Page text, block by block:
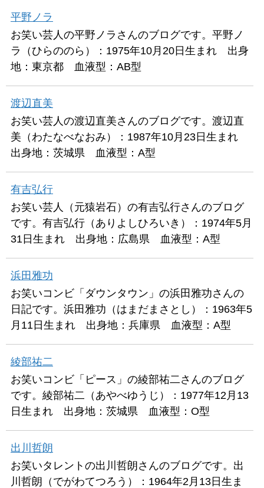
平野ノラ
お笑い芸人の平野ノラさんのブログです。平野ノ
ラ（ひらののら）：1975年10月20日生まれ 出身
地：東京都 血液型：AB型
渡辺直美
お笑い芸人の渡辺直美さんのブログです。渡辺直
美（わたなべなおみ）：1987年10月23日生まれ
出身地：茨城県 血液型：A型
有吉弘行
お笑い芸人（元猿岩石）の有吉弘行さんのブログ
です。有吉弘行（ありよしひろいき）：1974年5月
31日生まれ 出身地：広島県 血液型：A型
浜田雅功
お笑いコンビ「ダウンタウン」の浜田雅功さんの
日記です。浜田雅功（はまだまさとし）：1963年5
月11日生まれ 出身地：兵庫県 血液型：A型
綾部祐二
お笑いコンビ「ピース」の綾部祐二さんのブログ
です。綾部祐二（あやべゆうじ）：1977年12月13
日生まれ 出身地：茨城県 血液型：O型
出川哲朗
お笑いタレントの出川哲朗さんのブログです。出
川哲朗（でがわてつろう）：1964年2月13日生ま